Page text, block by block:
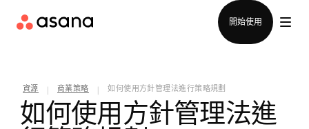
開始使用
資源 商業策略 如何使用方針管理法進行策略規劃
如何使用方針管理法進